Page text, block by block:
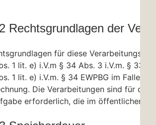
Rechtsgrundlagen der
für diese
1 lit. e) i.V.m § 34 Abs. 3 i.V.m. § 33
1 lit. e) i.V.m. § 34 EWPBG im Falle
Die Verarbeitungen sind für die
erforderlich, die im öffentlichen